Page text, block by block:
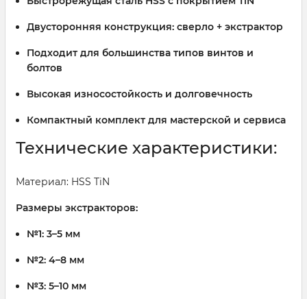
Двусторонняя конструкция: сверло + экстрактор
Подходит для большинства типов винтов и
болтов
Высокая износостойкость и долговечность
Компактный комплект для мастерской и сервиса
Технические характеристики:
Материал: HSS TiN
Размеры экстракторов:
№1: 3–5 мм
№2: 4–8 мм
№3: 5–10 мм